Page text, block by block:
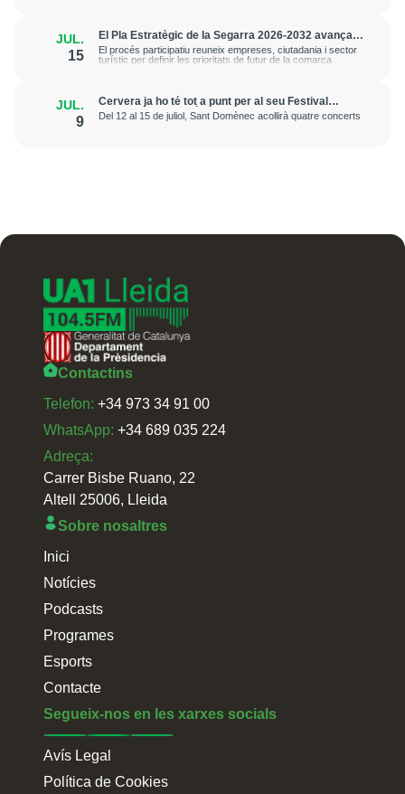
JUL.
15
El Pla Estratègic de la Segarra 2026-2032 avança
incorporant la veu del territori
El procés participatiu reuneix empreses, ciutadania i sector
turístic per definir les prioritats de futur de la comarca
JUL.
9
Cervera ja ho té tot a punt per al seu Festival
Internacional de Música
Del 12 al 15 de juliol, Sant Domènec acollirà quatre concerts
Contactins
Telefon: +34 973 34 91 00
WhatsApp: +34 689 035 224
Adreça:
Carrer Bisbe Ruano, 22
Altell 25006, Lleida
Sobre nosaltres
Inici
Notícies
Podcasts
Programes
Esports
Contacte
Segueix-nos en les xarxes socials
Avís Legal
Política de Cookies